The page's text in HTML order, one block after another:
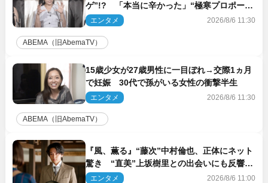
ゲ”!? 「本当に辛かった」“極寒プロポー
ズ”も告白
エンタメ 2026/8/6 11:30
ABEMA（旧AbemaTV）
15歳少女が27歳男性に一目ぼれ→交際1ヵ月
で妊娠 30代で孫がいる女性の衝撃半生
エンタメ 2026/8/6 11:30
ABEMA（旧AbemaTV）
『風、薫る』“藤次”中村倫也、正体にネット
驚き “直美”上坂樹里との出会いにも反響
「力になってくれそう」「仲良くしなよ！」
エンタメ 2026/8/6 11:00